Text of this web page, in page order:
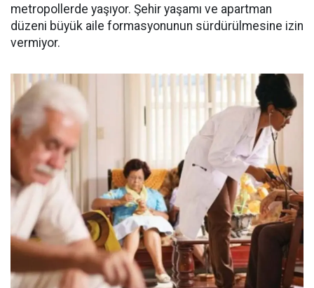
metropollerde yaşıyor. Şehir yaşamı ve apartman
düzeni büyük aile formasyonunun sürdürülmesine izin
vermiyor.